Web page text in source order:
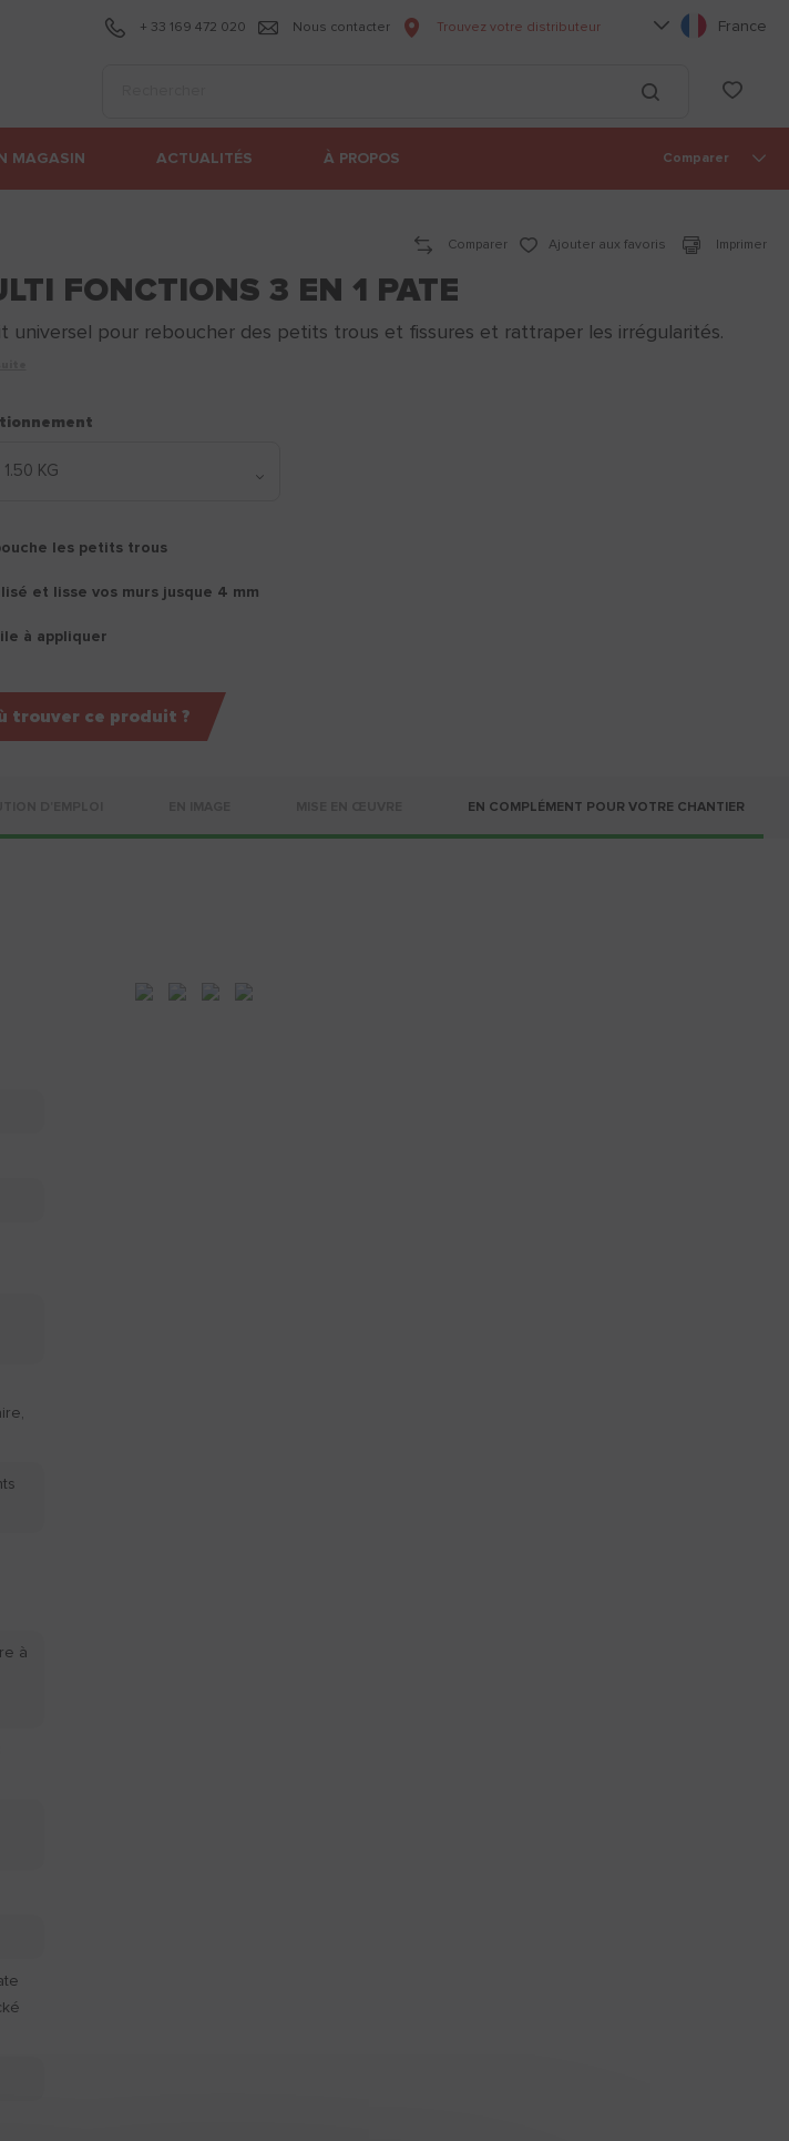
+ 33 169 472 020 Nous contacter Trouvez votre distributeur Choisissez votre
France
Lancer la
MAGASIN ACTUALITÉS À PROPOS Comparer
Comparer
Ajouter aux favoris Imprimer
FONCTIONS 3 EN 1 PATE
universel pour reboucher des petits trous et fissures et rattraper les irrégularités.
les petits trous
et lisse vos murs jusque 4 mm
à appliquer
trouver ce produit ?
EN COMPLÉMENT POUR VOTRE CHANTIER
à